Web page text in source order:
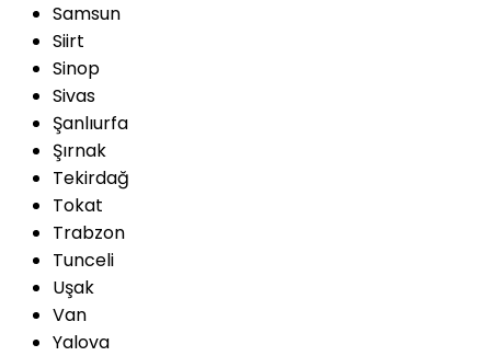
Samsun
Siirt
Sinop
Sivas
Şanlıurfa
Şırnak
Tekirdağ
Tokat
Trabzon
Tunceli
Uşak
Van
Yalova